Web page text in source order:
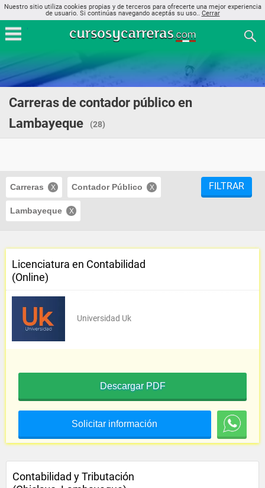
Nuestro sitio utiliza cookies propias y de terceros para ofrecerte una mejor experiencia
de usuario. Si continúas navegando aceptás su uso.. Cerrar
Carreras de contador público en
Lambayeque
(28)
Carreras Contador Público
Lambayeque
FILTRAR
Licenciatura en Contabilidad
(Online)
Universidad Uk
Descargar PDF
Solicitar información
Contabilidad y Tributación